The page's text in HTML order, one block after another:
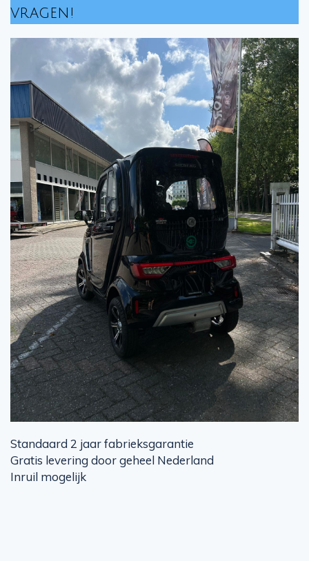
vragen!
Standaard 2 jaar fabrieksgarantie
Gratis levering door geheel Nederland
Inruil mogelijk